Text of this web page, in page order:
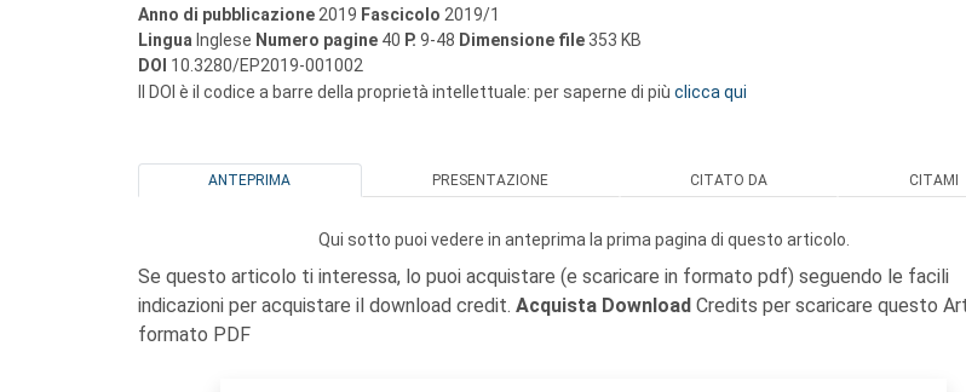
Anno di pubblicazione 2019 Fascicolo 2019/1
Lingua Inglese Numero pagine 40 P. 9-48 Dimensione file 353 KB
DOI 10.3280/EP2019-001002
Il DOI è il codice a barre della proprietà intellettuale: per saperne di più clicca qui
ANTEPRIMA PRESENTAZIONE CITATO DA CITAMI
Qui sotto puoi vedere in anteprima la prima pagina di questo articolo.
Se questo articolo ti interessa, lo puoi acquistare (e scaricare in formato pdf) seguendo le facili
indicazioni per acquistare il download credit. Acquista Download Credits per scaricare questo
formato PDF